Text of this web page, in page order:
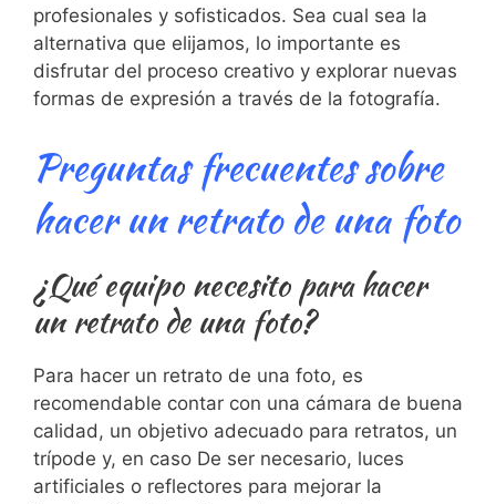
profesionales ‌y⁤ sofisticados. Sea cual sea ⁤la
alternativa que ‍elijamos, lo importante es
disfrutar del proceso creativo y explorar nuevas
formas de expresión a través de la fotografía.
Preguntas frecuentes sobre
hacer un ⁣retrato ⁣de una foto
¿Qué ‌equipo ⁤necesito para hacer
un retrato de una foto?
Para hacer un retrato de una foto, es
recomendable contar con una cámara‍ de⁢ buena
‍calidad, un objetivo adecuado para ⁢retratos, un
trípode y, en​ caso⁢ De ser necesario,⁢ luces
artificiales o reflectores para​ mejorar la⁣